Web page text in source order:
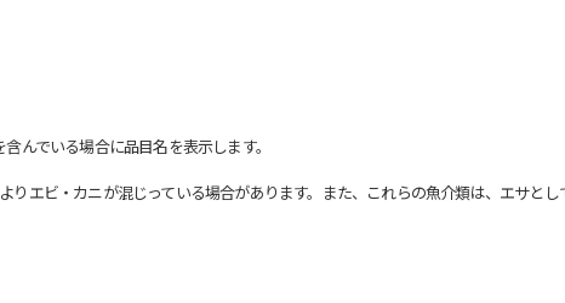
んでいる場合に品目名を表示します。
ビ・カニが混じっている場合があります。また、これらの魚介類は、エサとし